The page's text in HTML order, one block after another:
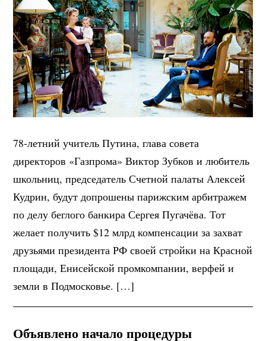
78-летний учитель Путина, глава совета
директоров «Газпрома» Виктор Зубков и любитель
школьниц, председатель Счетной палаты Алексей
Кудрин, будут допрошены парижским арбитражем
по делу беглого банкира Сергея Пугачёва. Тот
желает получить $12 млрд компенсации за захват
друзьями президента РФ своей стройки на Красной
площади, Енисейской промкомпании, верфей и
земли в Подмосковье. […]
Объявлено начало процедуры